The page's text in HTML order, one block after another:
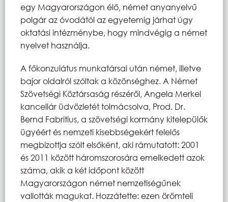
egy Magyarországon élő, német anyanyelvű
polgár az óvodától az egyetemig járhat úgy
oktatási intézménybe, hogy mindvégig a német
nyelvet használja.
A főkonzulátus munkatársai után német, illetve
bajor oldalról szóltak a közönséghez. A Német
Szövetségi Köztársaság részéről, Angela Merkel
kancellár üdvözletét tolmácsolva, Prod. Dr.
Bernd Fabritius, a szövetségi kormány kitelepülők
ügyéért és nemzeti kisebbségekért felelős
megbízottja szólt elsőként, aki rámutatott: 2001
és 2011 között háromszorosára emelkedett azok
száma, akik a két időpont között
Magyarországon német nemzetiségűnek
vallották magukat. Hozzátette: ezen örömteli